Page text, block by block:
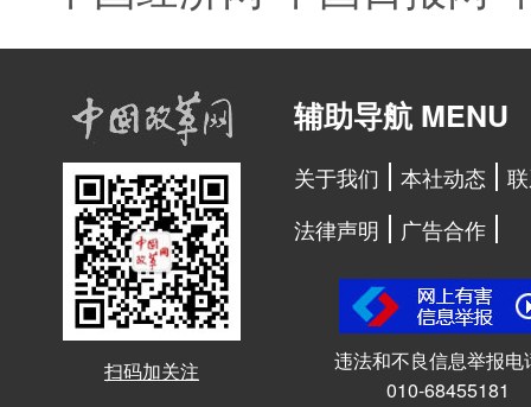
扫码加关注
辅助导航 MENU
关于我们 本社动态
法律声明
广告合作
违法和不良信息举报电
010-68455181